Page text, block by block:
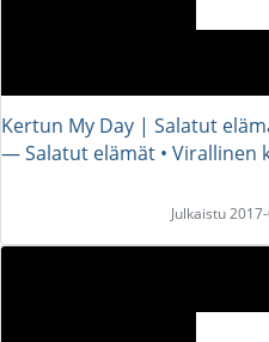
Kertun My Day | Salatut
― Salatut elämät • Virallinen
Julkaistu